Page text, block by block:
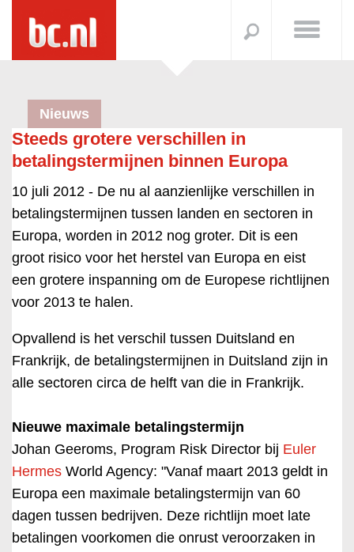
Nieuws
Steeds grotere verschillen in
betalingstermijnen binnen Europa
10 juli 2012 - De nu al aanzienlijke verschillen in
betalingstermijnen tussen landen en sectoren in
Europa, worden in 2012 nog groter. Dit is een
groot risico voor het herstel van Europa en eist
een grotere inspanning om de Europese richtlijnen
voor 2013 te halen.
Opvallend is het verschil tussen Duitsland en
Frankrijk, de betalingstermijnen in Duitsland zijn in
alle sectoren circa de helft van die in Frankrijk.
Nieuwe maximale betalingstermijn
Johan Geeroms, Program Risk Director bij Euler
Hermes World Agency: "Vanaf maart 2013 geldt in
Europa een maximale betalingstermijn van 60
dagen tussen bedrijven. Deze richtlijn moet late
betalingen voorkomen die onrust veroorzaken in